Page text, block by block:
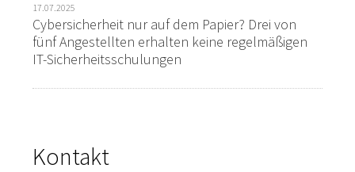
17.07.2025
Cybersicherheit nur auf dem Papier? Drei von
fünf Angestellten erhalten keine regelmäßigen
IT-Sicherheitsschulungen
Kontakt